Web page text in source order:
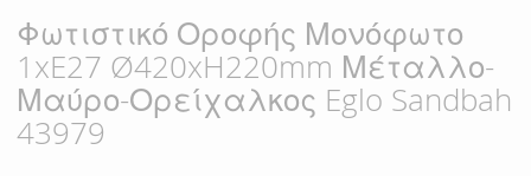
Φωτιστικό Οροφής Μονόφωτο
1xE27 Ø420xH220mm Μέταλλο-
Μαύρο-Ορείχαλκος Eglo Sandbah
43979